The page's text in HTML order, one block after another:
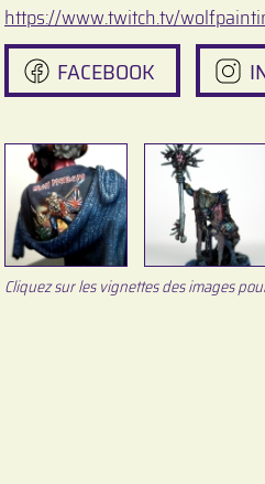
https://www.twitch.tv/
FACEBOOK
Cliquez sur les vignettes des images